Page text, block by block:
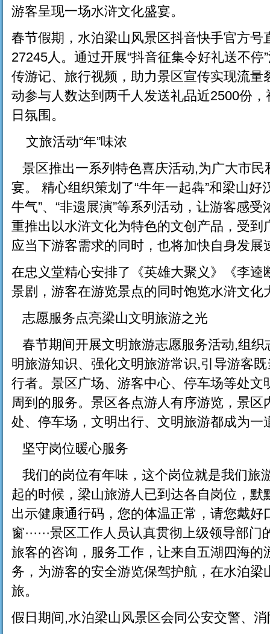
游客呈现一场水浒文化盛宴。
春节假期，水泊梁山风景区抖音快手官方
27245人。通过开展“抖音征集令好礼送不
传游记、旅行视频，助力景区宣传实现流
动参与人数达到两千人发送礼品近2500份
日氛围。
文旅活动“年”味浓
景区推出一系列特色喜庆活动,为广大市
宴。 精心组织策划了“牛年一起犇”和梁山好
牛气”、“非遗展演”等系列活动，让游客感
重推出以水浒文化为特色的文创产品，受
应当下游客需求的同时，也将加快自身发展
在忠义堂精心安排了《英雄大聚义》《李
景剧，游客在游览景点的同时饱览水浒文
志愿服务点亮梁山文明旅游之光
春节期间开展文明旅游志愿服务活动,组
明旅游知识、强化文明旅游常识,引导游客
行者。景区广场、游客中心、停车场等处
周到的服务。景区各点游人有序游览，景
处、停车场，文明出行、文明旅游都成为一
坚守岗位暖心服务
我们的岗位有年味，这个岗位就是我们旅
起的时候，梁山旅游人已到达各自岗位，
出示健康通行码，您的体温正常，请您戴
窗······景区工作人员认真贯彻上级领导部
旅客的咨询，服务工作，让来自五湖四海
务，为游客的安全游览保驾护航，在水泊
旅。
假日期间,水泊梁山风景区会同公安交警、消